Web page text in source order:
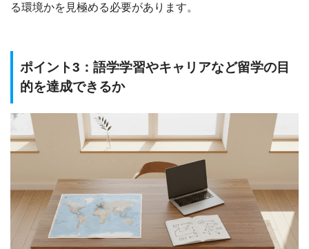
る環境かを見極める必要があります。
ポイント3：語学学習やキャリアなど留学の目
的を達成できるか